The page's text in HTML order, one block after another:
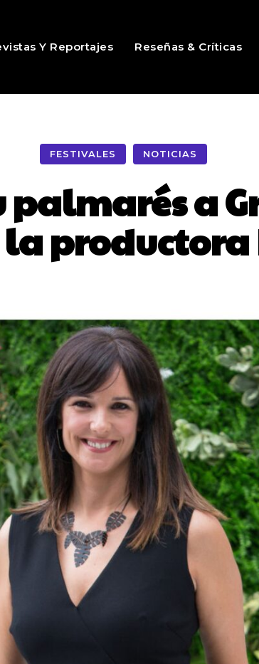
Y Reportajes Reseñas & Críticas
FESTIVALES NOTICIAS
palmarés a
la